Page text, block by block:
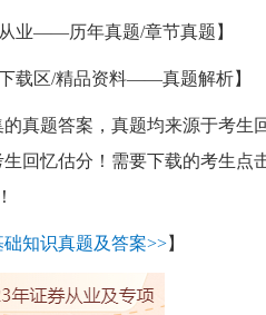
业——历年真题/章节真题】
载区/精品资料——真题解析】
真题答案，真题均来源于考生
回忆估分！需要下载的考生点
知识真题及答案>>】